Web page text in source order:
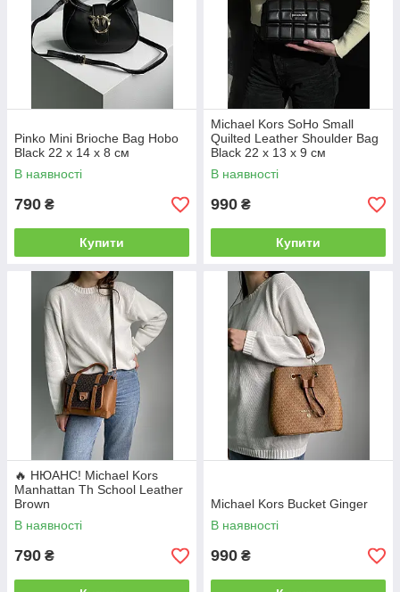
Pinko Mini Brioche Bag Hobo
Black 22 x 14 x 8 см
В наявності
790 ₴
Купити
Michael Kors SoHo Small
Quilted Leather Shoulder Bag
Black 22 х 13 х 9 см
В наявності
990 ₴
Купити
🔥 НЮАНС! Michael Kors
Manhattan Th School Leather
Brown
В наявності
790 ₴
Michael Kors Bucket Ginger
В наявності
990 ₴